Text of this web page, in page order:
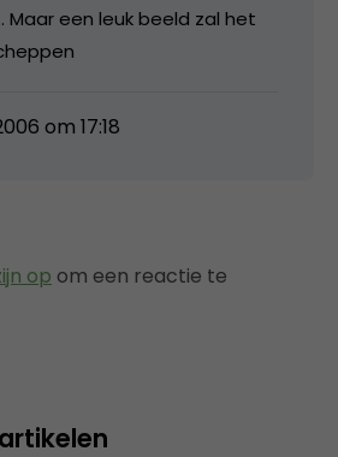
een leuk beeld zal het
om 17:18
op om een reactie te